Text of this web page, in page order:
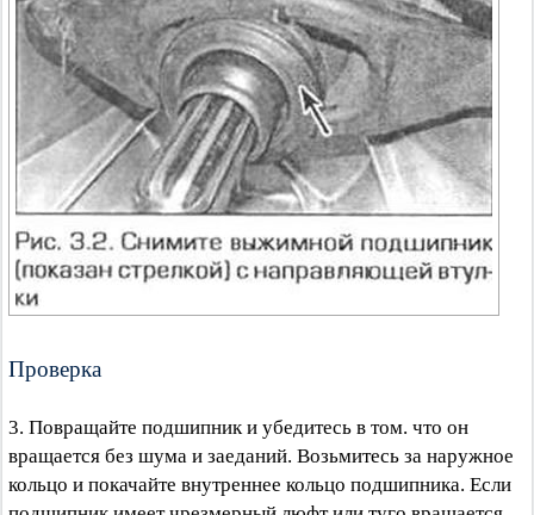
Проверка
3. Повращайте подшипник и убедитесь в том. что он
вращается без шума и заеданий. Возьмитесь за наружное
кольцо и покачайте внутреннее кольцо подшипника. Если